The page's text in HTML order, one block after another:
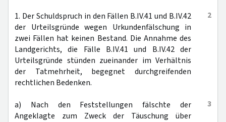
2
1. Der Schuldspruch in den Fällen B.IV.41 und B.IV.42
der Urteilsgründe wegen Urkundenfälschung in
zwei Fällen hat keinen Bestand. Die Annahme des
Landgerichts, die Fälle B.IV.41 und B.IV.42 der
Urteilsgründe stünden zueinander im Verhältnis
der Tatmehrheit, begegnet durchgreifenden
rechtlichen Bedenken.
3
a) Nach den Feststellungen fälschte der
Angeklagte zum Zweck der Täuschung über